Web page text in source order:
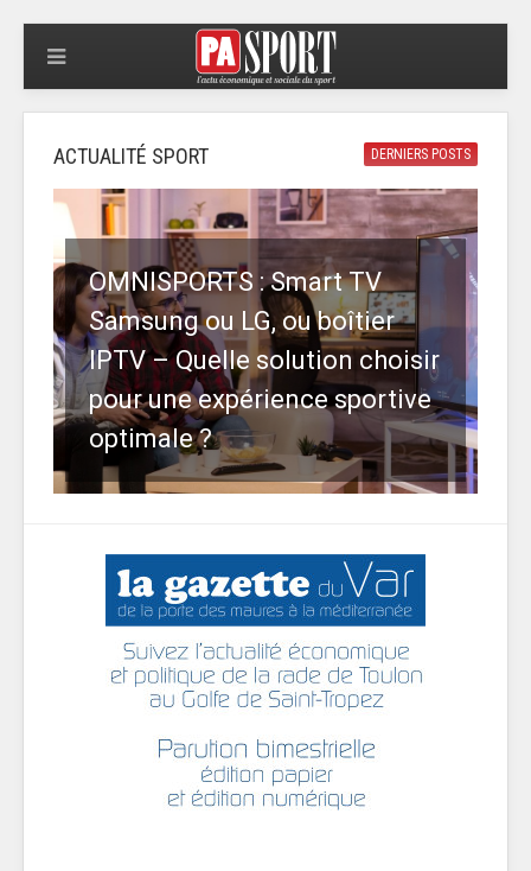
DERNIERS POSTS
ACTUALITÉ SPORT
OMNISPORTS : Smart TV
Samsung ou LG, ou boîtier
IPTV – Quelle solution choisir
pour une expérience sportive
optimale ?